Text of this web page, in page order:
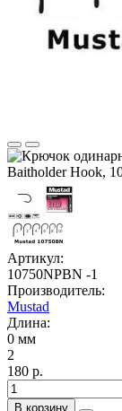
Артикул:
10750NPBN -1
Производитель:
Mustad
Длина:
0 мм
2
180 р.
В корзину